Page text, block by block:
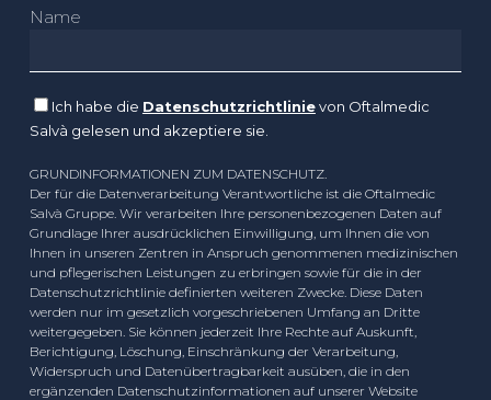
Name
Ich habe die Datenschutzrichtlinievon Oftalmedic
Salvà gelesen und akzeptiere sie.
GRUNDINFORMATIONEN ZUM DATENSCHUTZ.
Der für die Datenverarbeitung Verantwortliche ist die Oftalmedic
Salvà Gruppe. Wir verarbeiten Ihre personenbezogenen Daten auf
Grundlage Ihrer ausdrücklichen Einwilligung, um Ihnen die von
Ihnen in unseren Zentren in Anspruch genommenen medizinischen
und pflegerischen Leistungen zu erbringen sowie für die in der
Datenschutzrichtlinie definierten weiteren Zwecke. Diese Daten
werden nur im gesetzlich vorgeschriebenen Umfang an Dritte
weitergegeben. Sie können jederzeit Ihre Rechte auf Auskunft,
Berichtigung, Löschung, Einschränkung der Verarbeitung,
Widerspruch und Datenübertragbarkeit ausüben, die in den
ergänzenden Datenschutzinformationen auf unserer Website